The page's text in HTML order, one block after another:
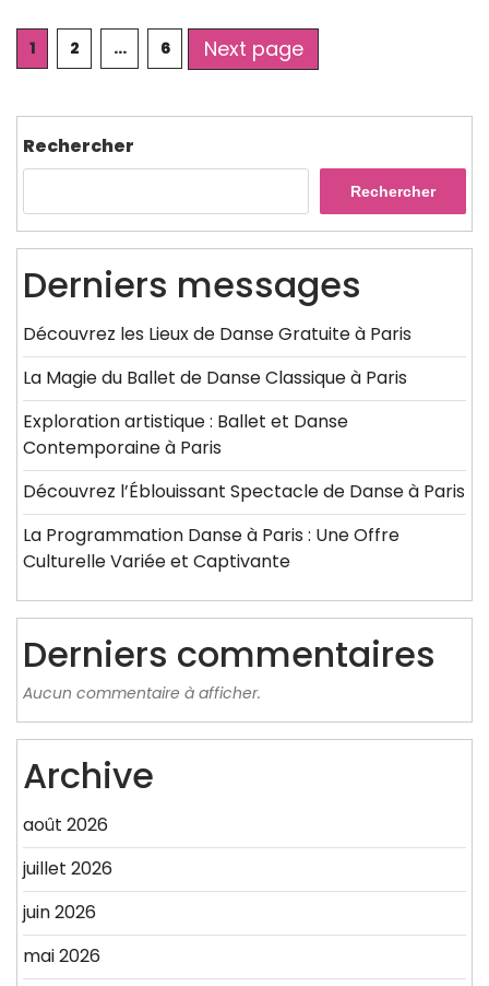
Posts
pagination
Page
1 Page
2 … Page
6 Next page
Rechercher
Rechercher
Derniers messages
Découvrez les Lieux de Danse Gratuite à Paris
La Magie du Ballet de Danse Classique à Paris
Exploration artistique : Ballet et Danse
Contemporaine à Paris
Découvrez l’Éblouissant Spectacle de Danse à Paris
La Programmation Danse à Paris : Une Offre
Culturelle Variée et Captivante
Derniers commentaires
Aucun commentaire à afficher.
Archive
août 2026
juillet 2026
juin 2026
mai 2026